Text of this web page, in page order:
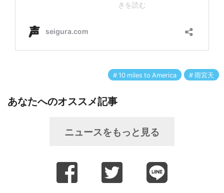
10 miles to America 雨宮天
あなたへのオススメ記事
ニュースをもっと見る